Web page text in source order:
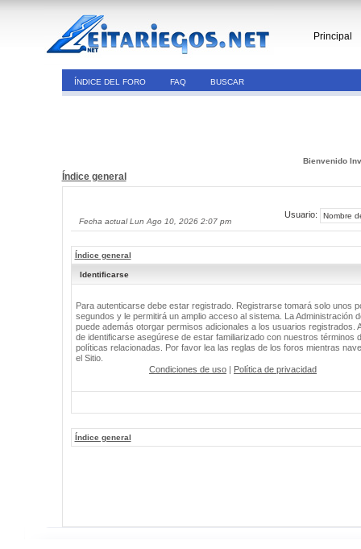
Principal
ÍNDICE DEL FORO FAQ BUSCAR
Bienvenido
Índice general
Fecha actual Lun Ago 10, 2026 2:07 pm
Usuario:
Índice general
Identificarse
Para autenticarse debe estar registrado. Registrarse tomará solo unos
segundos y le permitirá un amplio acceso al sistema. La Administración
puede además otorgar permisos adicionales a los usuarios registrados.
de identificarse asegúrese de estar familiarizado con nuestros términos
políticas relacionadas. Por favor lea las reglas de los foros mientras
el Sitio.
Condiciones de uso | Política de privacidad
Índice general